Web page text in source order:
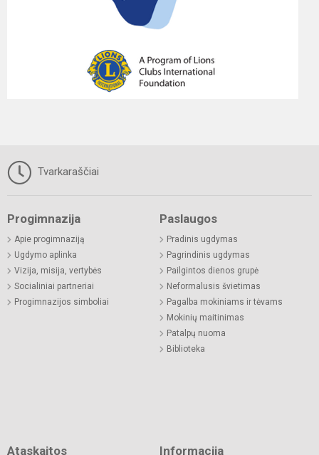
Tvarkaraščiai
Progimnazija
Apie progimnaziją
Ugdymo aplinka
Vizija, misija, vertybės
Socialiniai partneriai
Progimnazijos simboliai
Paslaugos
Pradinis ugdymas
Pagrindinis ugdymas
Pailgintos dienos grupė
Neformalusis švietimas
Pagalba mokiniams ir tėvams
Mokinių maitinimas
Patalpų nuoma
Biblioteka
Ataskaitos Informacija